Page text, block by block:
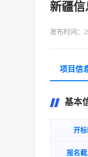
新疆
发布时间：
项目信
基本
开标
报名截